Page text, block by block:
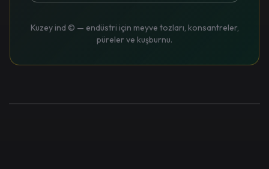
Kuzey ind © — endüstri için meyve tozları, konsantreler,
püreler ve kuşburnu.